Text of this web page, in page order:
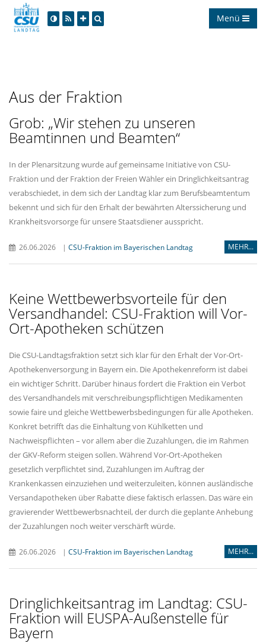
Menü
Aus der Fraktion
Grob: „Wir stehen zu unseren
Beamtinnen und Beamten“
In der Plenarsitzung wurde auf gemeinsame Initiative von CSU-
Fraktion und der Fraktion der Freien Wähler ein Dringlichkeitsantrag
verabschiedet, in dem sich der Landtag klar zum Berufsbeamtentum
bekennt und sich für den Erhalt der bewährten Alterssicherung und
Krankheitsvorsorge für unsere Staatsdiener ausspricht.
26.06.2026 | CSU-Fraktion im Bayerischen Landtag MEHR...
Keine Wettbewerbsvorteile für den
Versandhandel: CSU-Fraktion will Vor-
Ort-Apotheken schützen
Die CSU-Landtagsfraktion setzt sich klar für den Erhalt der Vor-Ort-
Apothekenversorgung in Bayern ein. Die Apothekenreform ist dabei
ein wichtiger Schritt. Darüber hinaus fordert die Fraktion ein Verbot
des Versandhandels mit verschreibungspflichtigen Medikamenten
sowie faire und gleiche Wettbewerbsbedingungen für alle Apotheken.
Konkret betrifft das die Einhaltung von Kühlketten und
Nachweispflichten – vor allem aber die Zuzahlungen, die im Rahmen
der GKV-Reform steigen sollen. Während Vor-Ort-Apotheken
gesetzlich verpflichtet sind, Zuzahlungen im Auftrag der
Krankenkassen einzuziehen und weiterzuleiten, können ausländische
Versandapotheken über Rabatte diese faktisch erlassen. Das wäre ein
gravierender Wettbewerbsnachteil, der durch die geplante Anhebung
der Zuzahlungen noch weiter verschärft würde.
26.06.2026 | CSU-Fraktion im Bayerischen Landtag MEHR...
Dringlichkeitsantrag im Landtag: CSU-
Fraktion will EUSPA-Außenstelle für
Bayern